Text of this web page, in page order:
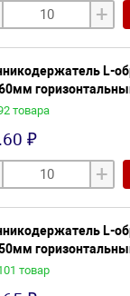
+
L-
товара
₽
+
L-
товар